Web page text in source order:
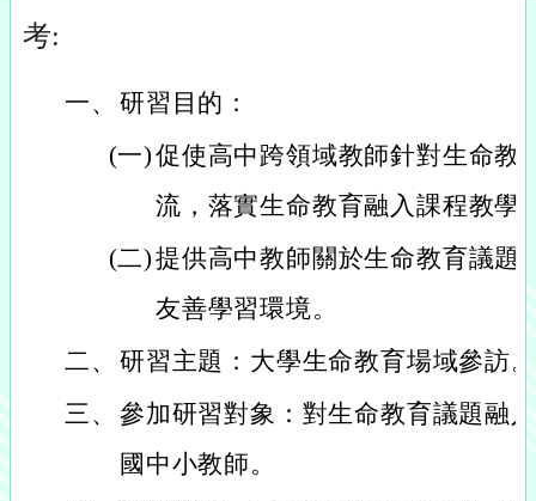
考:
一、 研習目的：
(一)促使高中跨領域教師針對生命教
流，落實生命教育融入課程教學
(二)提供高中教師關於生命教育議題
友善學習環境。
二、 研習主題：大學生命教育場域參訪。
三、 參加研習對象：對生命教育議題融
國中小教師。